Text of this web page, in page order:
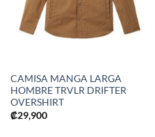
CAMISA MANGA LARGA
HOMBRE TRVLR DRIFTER
OVERSHIRT
₡29,900